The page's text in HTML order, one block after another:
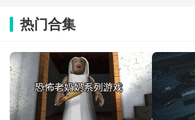
热门合集